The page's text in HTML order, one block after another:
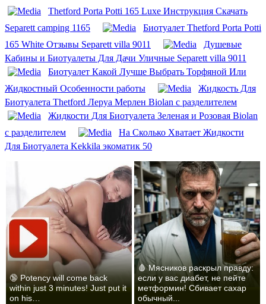
Thetford Porta Potti 165 Luxe Инструкция Скачать
Separett camping 1165
Биотуалет Thetford Porta Potti
165 White Отзывы Separett villa 9011
Душевые
Кабины и Биотуалеты Для Дачи Уличные Separett villa 9011
Биотуалет Какой Лучше Выбрать Торфяной Или
Жидкостный Особенности работы
Жидкость Для
Биотуалета Thetford Леруа Мерлен Biolan с разделителем
Жидкости Для Биотуалета Зеленая и Розовая Biolan
с разделителем
На Сколько Хватает Жидкости
Для Биотуалета Kekkila экоматик 50
🔞 Potency will come back
within just 3 minutes! Just put it
on his…
🩸 Мясников раскрыл правду:
если у вас диабет, не пейте
метформин! Сбивает сахар
обычный...